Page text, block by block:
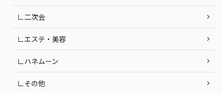
∟二次会
∟エステ・美容
∟ハネムーン
∟その他